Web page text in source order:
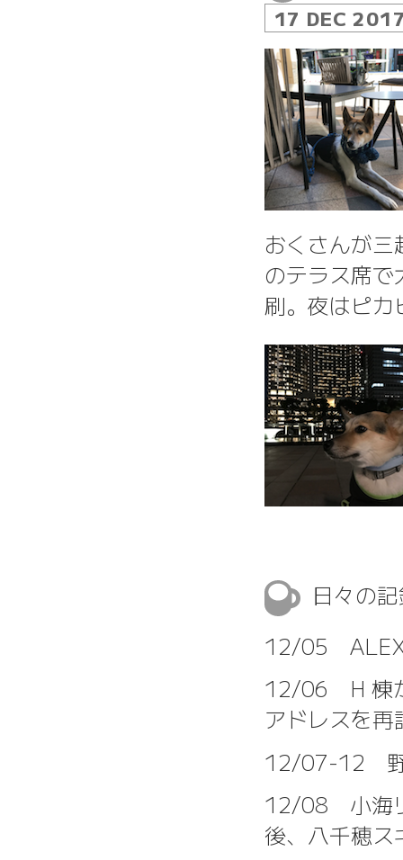
17 DEC
おくさんが
のテラス席
刷。夜はピカ
日々の
12/05 ALEX
12/06 H 棟
アドレスを再
12/07-12
12/08 小海
後、八千穂